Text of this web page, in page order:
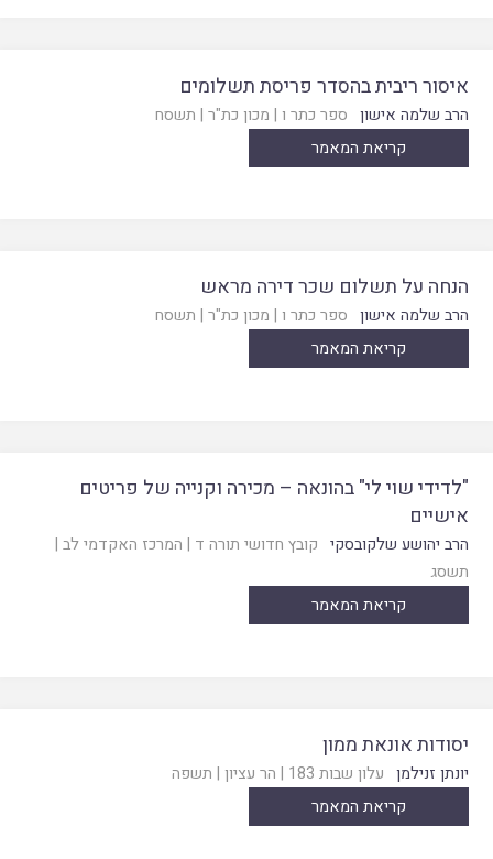
איסור ריבית בהסדר פריסת תשלומים
הרב שלמה אישון ספר כתר ו | מכון כת"ר | תשסח
קריאת המאמר
הנחה על תשלום שכר דירה מראש
הרב שלמה אישון ספר כתר ו | מכון כת"ר | תשסח
קריאת המאמר
"לדידי שוי לי" בהונאה – מכירה וקנייה של פריטים
אישיים
הרב יהושע שלקובסקי קובץ חדושי תורה ד | המרכז האקדמי לב |
תשסג
קריאת המאמר
יסודות אונאת ממון
יונתן זנילמן עלון שבות 183 | הר עציון | תשפה
קריאת המאמר